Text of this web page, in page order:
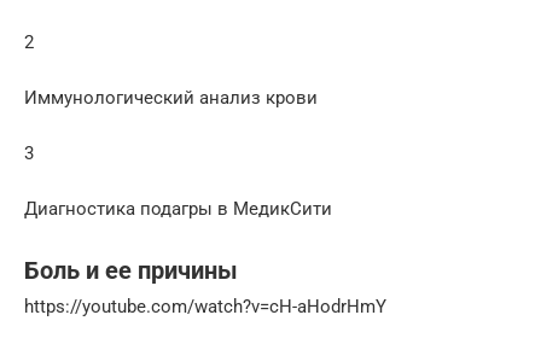
2
Иммунологический анализ крови
3
Диагностика подагры в МедикСити
Боль и ее причины
https://youtube.com/watch?v=cH-aHodrHmY